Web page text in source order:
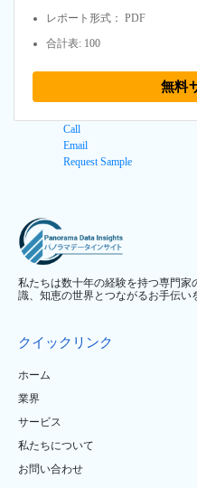
レポート形式： PDF
合計表: 100
無料
Call
Email
Request Sample
私たちは数十年の経験を持つ専門
識、知恵の世界とつながるお手伝い
クイックリンク
ホーム
業界
サービス
私たちについて
お問い合わせ